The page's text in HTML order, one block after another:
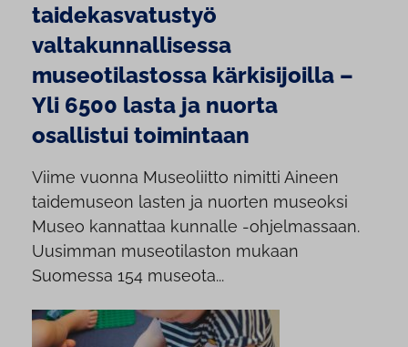
taidekasvatustyö
valtakunnallisessa
museotilastossa kärkisijoilla –
Yli 6500 lasta ja nuorta
osallistui toimintaan
Viime vuonna Museoliitto nimitti Aineen
taidemuseon lasten ja nuorten museoksi
Museo kannattaa kunnalle -ohjelmassaan.
Uusimman museotilaston mukaan
Suomessa 154 museota...